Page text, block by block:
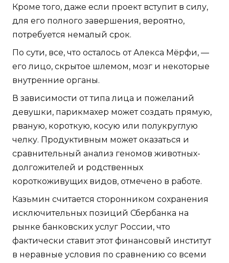
Кроме того, даже если проект вступит в силу,
для его полного завершения, вероятно,
потребуется немалый срок.
По сути, все, что осталось от Алекса Мёрфи, —
его лицо, скрытое шлемом, мозг и некоторые
внутренние органы.
В зависимости от типа лица и пожеланий
девушки, парикмахер может создать прямую,
рваную, короткую, косую или полукруглую
челку. Продуктивным может оказаться и
сравнительный анализ геномов животных-
долгожителей и родственных
короткоживущих видов, отмечено в работе.
Казьмин считается сторонником сохранения
исключительных позиций Сбербанка на
рынке банковских услуг России, что
фактически ставит этот финансовый институт
в неравные условия по сравнению со всеми